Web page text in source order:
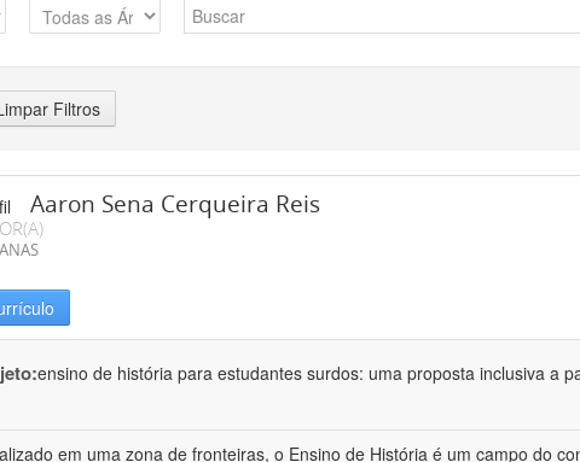
Filtros
Aaron Sena Cerqueira Reis
ensino de história para estudantes surdos: uma proposta inclusiva a
em uma zona de fronteiras, o Ensino de História é um campo do